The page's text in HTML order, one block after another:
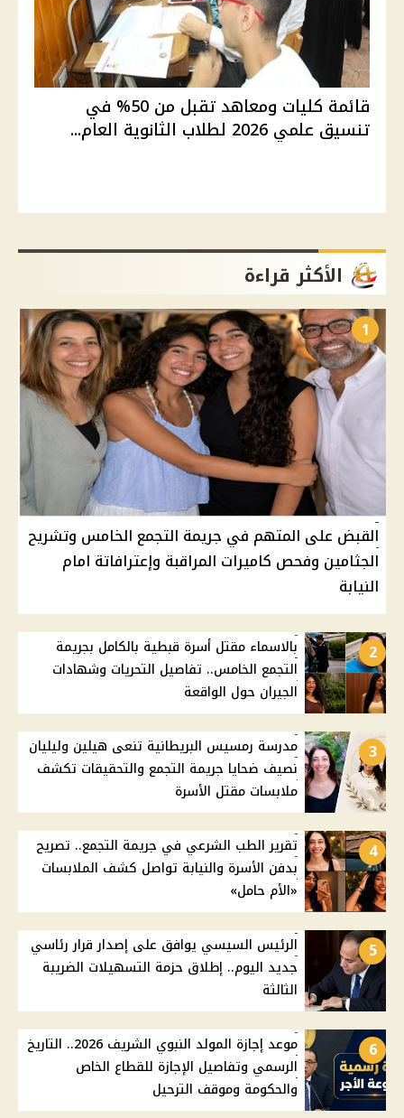
قائمة كليات ومعاهد تقبل من 50% في
تنسيق علمي 2026 لطلاب الثانوية العام...
الأكثر قراءة
1
القبض على المتهم في جريمة التجمع الخامس وتشريح
الجثامين وفحص كاميرات المراقبة وإعترافاتة امام
النيابة
2
بالاسماء مقتل أسرة قبطية بالكامل بجريمة
التجمع الخامس.. تفاصيل التحريات وشهادات
الجيران حول الواقعة
3
مدرسة رمسيس البريطانية تنعى هيلين وليليان
نصيف ضحايا جريمة التجمع والتحقيقات تكشف
ملابسات مقتل الأسرة
4
تقرير الطب الشرعي في جريمة التجمع.. تصريح
بدفن الأسرة والنيابة تواصل كشف الملابسات
«الأم حامل»
5
الرئيس السيسي يوافق على إصدار قرار رئاسي
جديد اليوم.. إطلاق حزمة التسهيلات الضريبة
الثالثة
6
موعد إجازة المولد النبوي الشريف 2026.. التاريخ
الرسمي وتفاصيل الإجازة للقطاع الخاص
والحكومة وموقف الترحيل